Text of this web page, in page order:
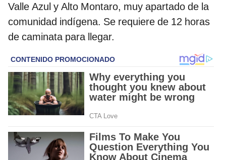
Valle Azul y Alto Montaro, muy apartado de la
comunidad indígena. Se requiere de 12 horas
de caminata para llegar.